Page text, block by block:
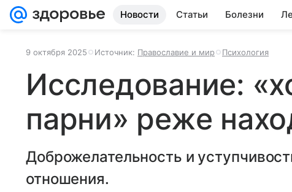
Новости Статьи Болезни
9 октября 2025 Источник: Православие и мир Психология
Исследование:
парни» реже
Доброжелательность и
отношения.